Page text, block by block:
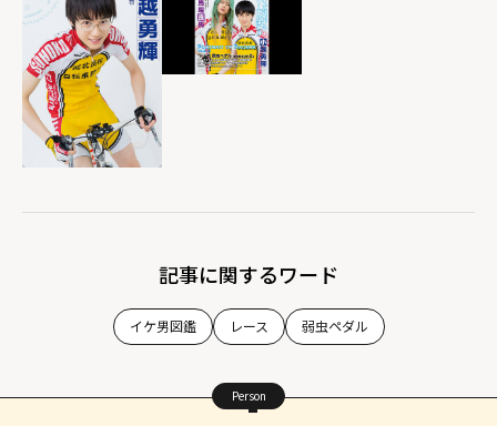
記事に関するワード
イケ男図鑑 レース 弱虫ペダル
Person